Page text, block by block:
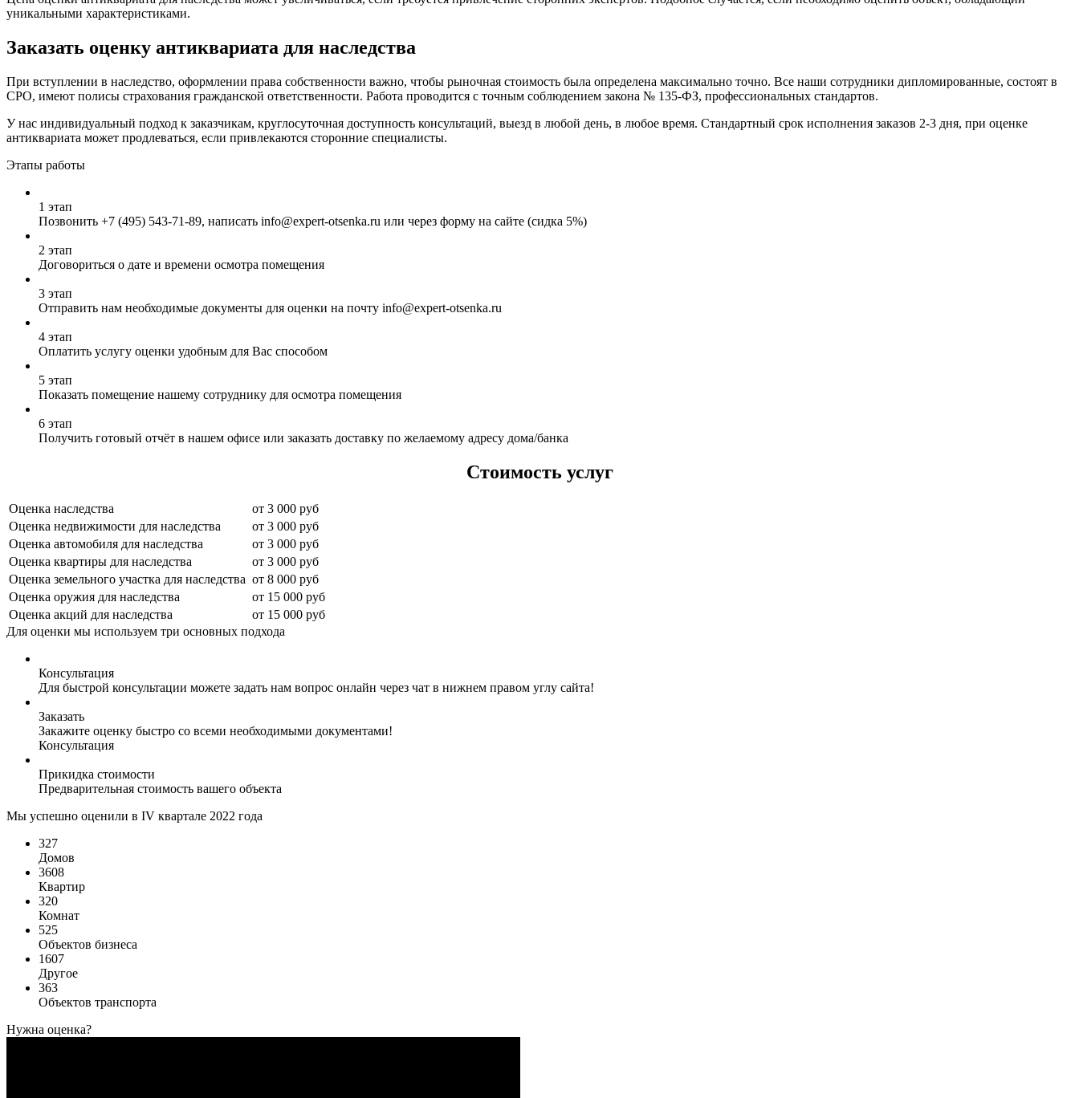
уникальными характеристиками.
Заказать оценку антиквариата для наследства
При вступлении в наследство, оформлении права собственности важно, чтобы рыночная стоимость была определена максимально точно. Все наши сотрудники дипломированные, состоят в
СРО, имеют полисы страхования гражданской ответственности. Работа проводится с точным соблюдением закона № 135-ФЗ, профессиональных стандартов.
У нас индивидуальный подход к заказчикам, круглосуточная доступность консультаций, выезд в любой день, в любое время. Стандартный срок исполнения заказов 2-3 дня, при оценке
антиквариата может продлеваться, если привлекаются сторонние специалисты.
Этапы работы
1 этап
Позвонить +7 (495) 543-71-89, написать info@expert-otsenka.ru или через форму на сайте (сидка 5%)
2 этап
Договориться о дате и времени осмотра помещения
3 этап
Отправить нам необходимые документы для оценки на почту info@expert-otsenka.ru
4 этап
Оплатить услугу оценки удобным для Вас способом
5 этап
Показать помещение нашему сотруднику для осмотра помещения
6 этап
Получить готовый отчёт в нашем офисе или заказать доставку по желаемому адресу дома/банка
Стоимость услуг
Оценка наследства
от 3 000 руб
Оценка недвижимости для наследства
от 3 000 руб
Оценка автомобиля для наследства
от 3 000 руб
Оценка квартиры для наследства
от 3 000 руб
Оценка земельного участка для наследства от 8 000 руб
Оценка оружия для наследства
от 15 000 руб
Оценка акций для наследства
от 15 000 руб
Для оценки мы используем три основных подхода
Консультация
Для быстрой консультации можете задать нам вопрос онлайн через чат в нижнем правом углу сайта!
Заказать
Закажите оценку быстро со всеми необходимыми документами!
Консультация
Прикидка стоимости
Предварительная стоимость вашего объекта
Мы успешно оценили в IV квартале 2022 года
327
Домов
3608
Квартир
320
Комнат
525
Объектов бизнеса
1607
Другое
363
Объектов транспорта
Нужна оценка?